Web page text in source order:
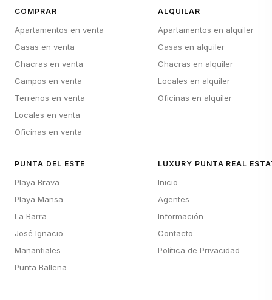
COMPRAR
Apartamentos en venta
Casas en venta
Chacras en venta
Campos en venta
Terrenos en venta
Locales en venta
Oficinas en venta
ALQUILAR
Apartamentos en alquiler
Casas en alquiler
Chacras en alquiler
Locales en alquiler
Oficinas en alquiler
PUNTA DEL ESTE
Playa Brava
Playa Mansa
La Barra
José Ignacio
Manantiales
Punta Ballena
LUXURY PUNTA REAL
Inicio
Agentes
Información
Contacto
Política de Privacidad